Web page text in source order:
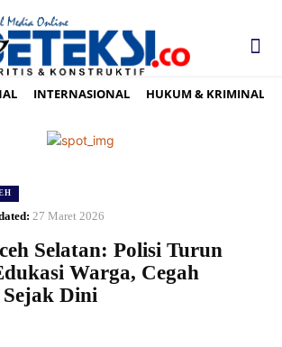
INTERNASIONAL HUKUM & KRIMINAL
27 Maret 2026
Selatan: Polisi Turun
Warga, Cegah
Dini